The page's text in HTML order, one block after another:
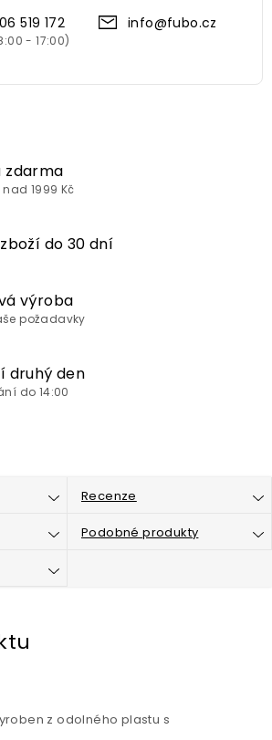
519 172 info@fubo.cz
zdarma
1999 Kč
do 30 dní
výroba
požadavky
druhý den
do 14:00
Recenze
Podobné produkty
z odolného plastu s